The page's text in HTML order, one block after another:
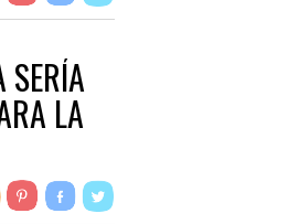
SERÍA
LA